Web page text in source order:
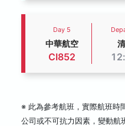
Day 5
中華航空
CI852
※ 此為參考航班，實際航班時
公司或不可抗力因素，變動航